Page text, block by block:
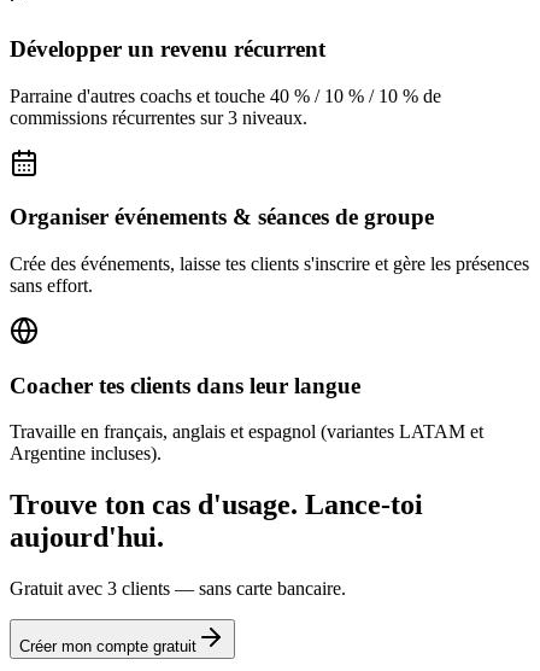
Développer un revenu récurrent
Parraine d'autres coachs et touche 40 % / 10 % / 10 % de
commissions récurrentes sur 3 niveaux.
Organiser événements & séances de groupe
Crée des événements, laisse tes clients s'inscrire et gère les présences
sans effort.
Coacher tes clients dans leur langue
Travaille en français, anglais et espagnol (variantes LATAM et
Argentine incluses).
Trouve ton cas d'usage. Lance-toi
aujourd'hui.
Gratuit avec 3 clients — sans carte bancaire.
Créer mon compte gratuit